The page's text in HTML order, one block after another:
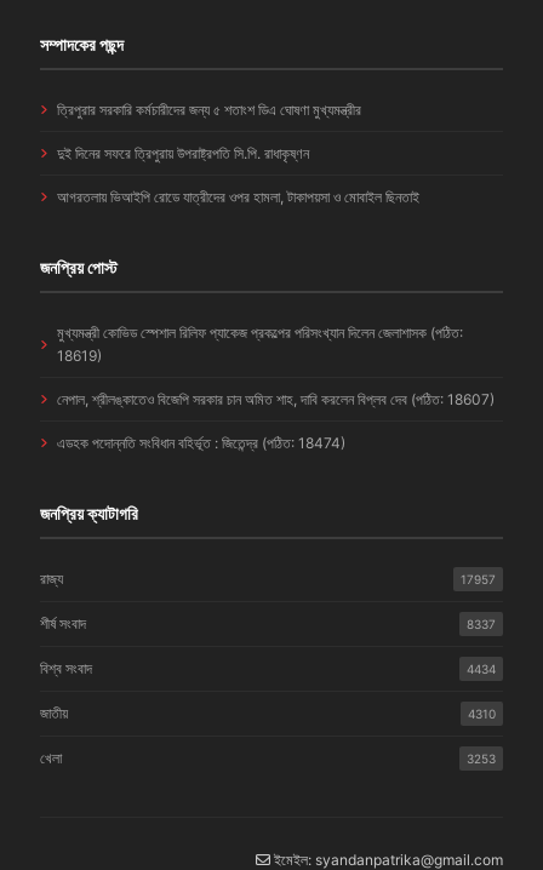
সম্পাদকের পছন্দ
ত্রিপুরার সরকারি কর্মচারীদের জন্য ৫ শতাংশ ডিএ ঘোষণা মুখ্যমন্ত্রীর
দুই দিনের সফরে ত্রিপুরায় উপরাষ্ট্রপতি সি.পি. রাধাকৃষ্ণন
আগরতলায় ভিআইপি রোডে যাত্রীদের ওপর হামলা, টাকাপয়সা ও মোবাইল ছিনতাই
জনপ্রিয় পোস্ট
মুখ্যমন্ত্রী কোভিড স্পেশাল রিলিফ প্যাকেজ প্রকল্পের পরিসংখ্যান দিলেন জেলাশাসক (পঠিত:
18619)
নেপাল, শ্রীলঙ্কাতেও বিজেপি সরকার চান অমিত শাহ, দাবি করলেন বিপ্লব দেব (পঠিত: 18607)
এডহক পদোন্নতি সংবিধান বহির্ভূত : জিতেন্দ্র (পঠিত: 18474)
জনপ্রিয় ক্যাটাগরি
রাজ্য 17957
শীর্ষ সংবাদ 8337
বিশ্ব সংবাদ 4434
জাতীয় 4310
খেলা 3253
ইমেইল: syandanpatrika@gmail.com